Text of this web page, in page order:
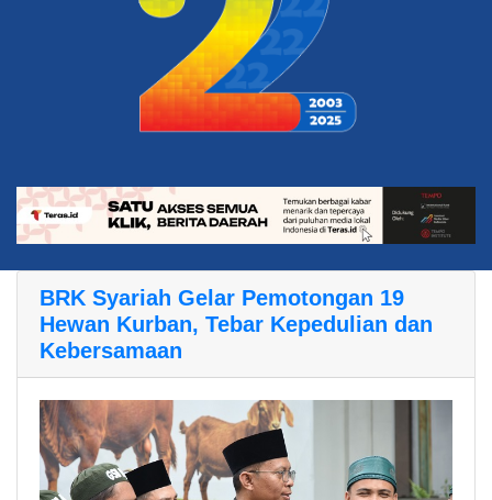
BRK Syariah Gelar Pemotongan 19
Hewan Kurban, Tebar Kepedulian dan
Kebersamaan